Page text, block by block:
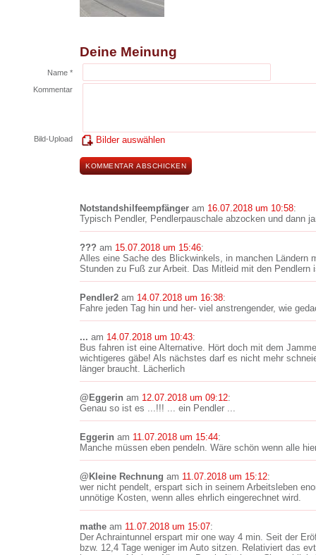
Deine Meinung
Name *
Kommentar
Bild-Upload Bilder auswählen
Notstandshilfeempfänger am 16.07.2018 um 10:58:
Typisch Pendler, Pendlerpauschale abzocken und dann
??? am 15.07.2018 um 15:46:
Alles eine Sache des Blickwinkels, in manchen Ländern
Stunden zu Fuß zur Arbeit. Das Mitleid mit den Pendlern
Pendler2 am 14.07.2018 um 16:38:
Fahre jeden Tag hin und her- viel anstrengender, wie
... am 14.07.2018 um 10:43:
Bus fahren ist eine Alternative. Hört doch mit dem
wichtigeres gäbe! Als nächstes darf es nicht mehr
länger braucht. Lächerlich
@Eggerin am 12.07.2018 um 09:12:
Genau so ist es ...!!! ... ein Pendler ...
Eggerin am 11.07.2018 um 15:44:
Manche müssen eben pendeln. Wäre schön wenn alle
@Kleine Rechnung am 11.07.2018 um 15:12:
wer nicht pendelt, erspart sich in seinem Arbeitsleben
unnötige Kosten, wenn alles ehrlich eingerechnet wird.
mathe am 11.07.2018 um 15:07:
Der Achraintunnel erspart mir one way 4 min. Seit der
bzw. 12,4 Tage weniger im Auto sitzen. Relativiert das